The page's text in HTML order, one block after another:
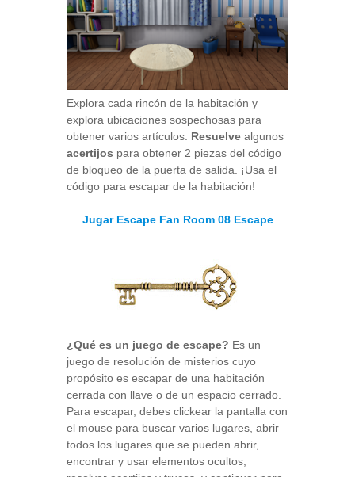
Explora cada rincón de la habitación y
explora ubicaciones sospechosas para
obtener varios artículos. Resuelve algunos
acertijos para obtener 2 piezas del código
de bloqueo de la puerta de salida. ¡Usa el
código para escapar de la habitación!
Jugar Escape Fan Room 08 Escape
¿Qué es un juego de escape? Es un
juego de resolución de misterios cuyo
propósito es escapar de una habitación
cerrada con llave o de un espacio cerrado.
Para escapar, debes clickear la pantalla con
el mouse para buscar varios lugares, abrir
todos los lugares que se pueden abrir,
encontrar y usar elementos ocultos,